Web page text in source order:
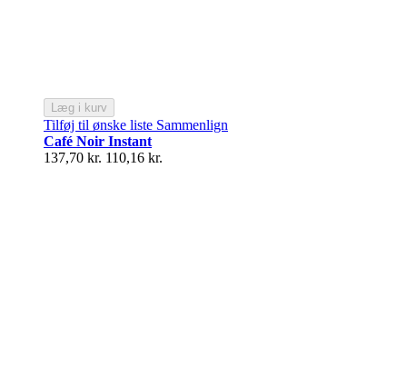
Læg i kurv
Tilføj til ønske liste Sammenlign
Café Noir Instant
137,70 kr. 110,16 kr.